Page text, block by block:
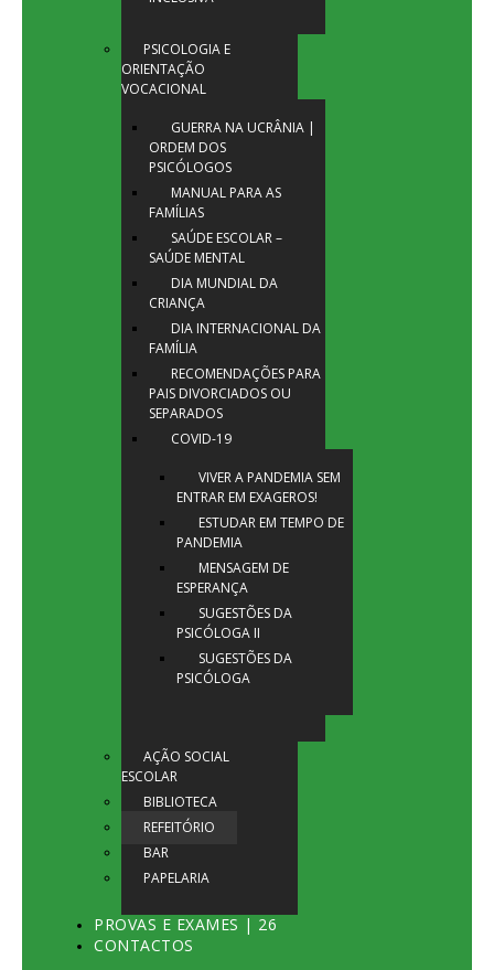
PSICOLOGIA E
ORIENTAÇÃO
VOCACIONAL
GUERRA NA UCRÂNIA |
ORDEM DOS
PSICÓLOGOS
MANUAL PARA AS
FAMÍLIAS
SAÚDE ESCOLAR –
SAÚDE MENTAL
DIA MUNDIAL DA
CRIANÇA
DIA INTERNACIONAL DA
FAMÍLIA
RECOMENDAÇÕES PARA
PAIS DIVORCIADOS OU
SEPARADOS
COVID-19
VIVER A PANDEMIA SEM
ENTRAR EM EXAGEROS!
ESTUDAR EM TEMPO DE
PANDEMIA
MENSAGEM DE
ESPERANÇA
SUGESTÕES DA
PSICÓLOGA II
SUGESTÕES DA
PSICÓLOGA
AÇÃO SOCIAL
ESCOLAR
BIBLIOTECA
REFEITÓRIO
BAR
PAPELARIA
PROVAS E EXAMES | 26
CONTACTOS